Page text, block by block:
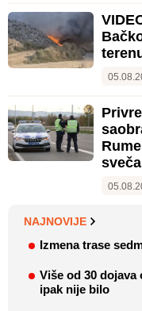
NAJNOVIJE
Izmena trase
Više od 30 dojava
ipak nije bilo